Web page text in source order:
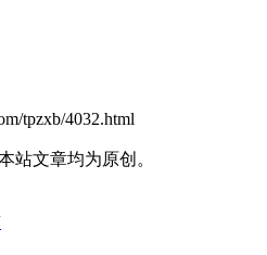
tpzxb/4032.html
站文章均为原创。